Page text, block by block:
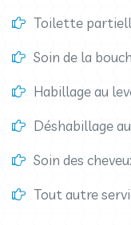
Toilette
Soin de la
Habillage au
Déshabillage
Soin des
Tout autre